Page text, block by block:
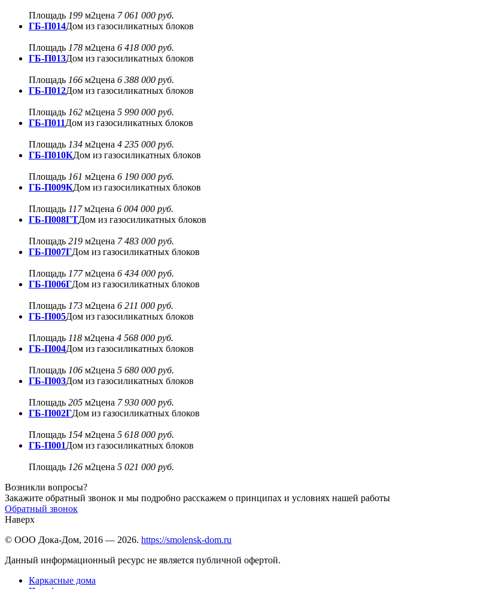
Площадь 199 м2цена 7 061 000 руб.
ГБ-П014Дом из газосиликатных блоков
Площадь 178 м2цена 6 418 000 руб.
ГБ-П013Дом из газосиликатных блоков
Площадь 166 м2цена 6 388 000 руб.
ГБ-П012Дом из газосиликатных блоков
Площадь 162 м2цена 5 990 000 руб.
ГБ-П011Дом из газосиликатных блоков
Площадь 134 м2цена 4 235 000 руб.
ГБ-П010КДом из газосиликатных блоков
Площадь 161 м2цена 6 190 000 руб.
ГБ-П009КДом из газосиликатных блоков
Площадь 117м2цена 6 004 000 руб.
ГБ-П008ГТДом из газосиликатных блоков
Площадь 219 м2цена 7 483 000 руб.
ГБ-П007ГДом из газосиликатных блоков
Площадь 177м2цена 6 434 000 руб.
ГБ-П006ГДом из газосиликатных блоков
Площадь 173 м2цена 6 211 000 руб.
ГБ-П005Дом из газосиликатных блоков
Площадь 118 м2цена 4 568 000 руб.
ГБ-П004Дом из газосиликатных блоков
Площадь 106 м2цена 5 680 000 руб.
ГБ-П003Дом из газосиликатных блоков
Площадь 205 м2цена 7 930 000 руб.
ГБ-П002ГДом из газосиликатных блоков
Площадь 154 м2цена 5 618 000 руб.
ГБ-П001Дом из газосиликатных блоков
Площадь 126 м2цена 5 021 000 руб.
Возникли вопросы?
Закажите обратный звонок и мы подробно расскажем о принципах и условиях нашей работы
Обратный звонок
Наверх
© ООО Дока-Дом, 2016 — 2026. https://smolensk-dom.ru
Данный информационный ресурс не является публичной офертой.
Каркасные дома